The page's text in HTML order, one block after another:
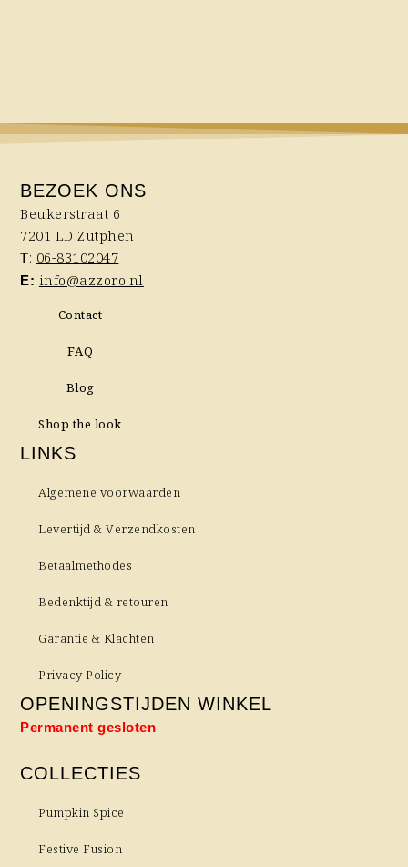
BEZOEK ONS
Beukerstraat 6
7201 LD Zutphen
T: 06-83102047
E: info@azzoro.nl
Contact
FAQ
Blog
Shop the look
LINKS
Algemene voorwaarden
Levertijd & Verzendkosten
Betaalmethodes
Bedenktijd & retouren
Garantie & Klachten
Privacy Policy
OPENINGSTIJDEN WINKEL
Permanent gesloten
COLLECTIES
Pumpkin Spice
Festive Fusion